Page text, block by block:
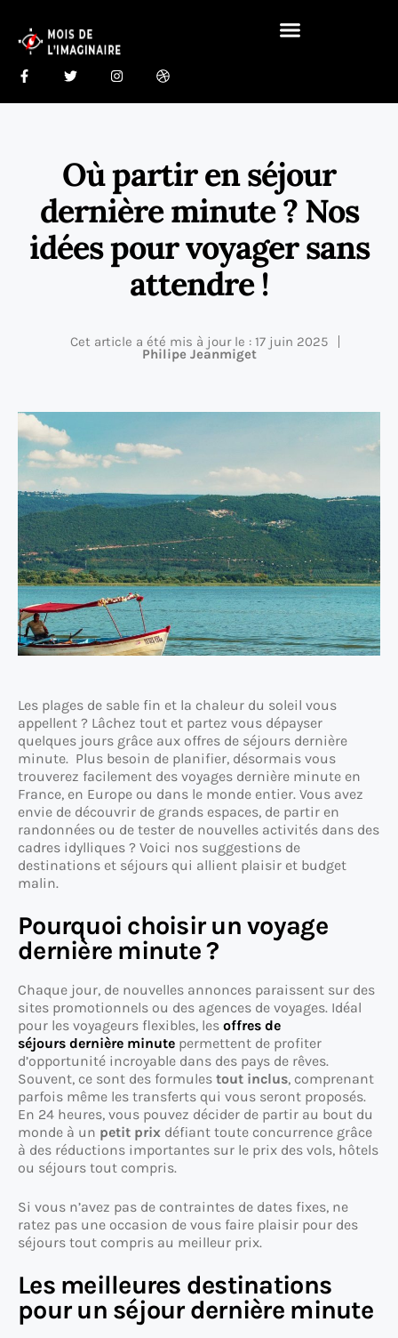
Où partir en séjour
dernière minute ? Nos
idées pour voyager sans
attendre !
Cet article a été mis à jour le : 17 juin 2025
Philipe Jeanmiget
Les plages de sable fin et la chaleur du soleil vous
appellent ? Lâchez tout et partez vous dépayser
quelques jours grâce aux offres de séjours dernière
minute. Plus besoin de planifier, désormais vous
trouverez facilement des voyages dernière minute en
France, en Europe ou dans le monde entier. Vous avez
envie de découvrir de grands espaces, de partir en
randonnées ou de tester de nouvelles activités dans des
cadres idylliques ? Voici nos suggestions de
destinations et séjours qui allient plaisir et budget
malin.
Pourquoi choisir un voyage
dernière minute ?
Chaque jour, de nouvelles annonces paraissent sur des
sites promotionnels ou des agences de voyages. Idéal
pour les voyageurs flexibles, les offres de
séjours dernière minute permettent de profiter
d’opportunité incroyable dans des pays de rêves.
Souvent, ce sont des formules tout inclus, comprenant
parfois même les transferts qui vous seront proposés.
En 24 heures, vous pouvez décider de partir au bout du
monde à un petit prix défiant toute concurrence grâce
à des réductions importantes sur le prix des vols, hôtels
ou séjours tout compris.
Si vous n’avez pas de contraintes de dates fixes, ne
ratez pas une occasion de vous faire plaisir pour des
séjours tout compris au meilleur prix.
Les meilleures destinations
pour un séjour dernière minute